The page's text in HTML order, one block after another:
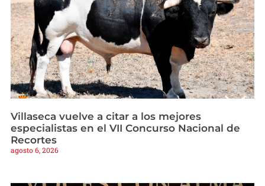
Villaseca vuelve a citar a los mejores
especialistas en el VII Concurso Nacional de
Recortes
agosto 6, 2026